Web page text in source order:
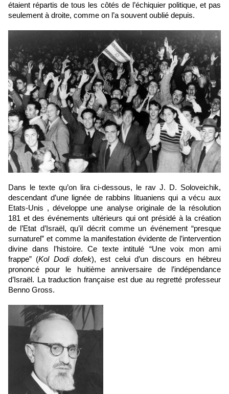
étaient répartis de tous les côtés de l’échiquier politique, et pas
seulement à droite, comme on l’a souvent oublié depuis.
Dans le texte qu’on lira ci-dessous, le rav J. D. Soloveichik,
descendant d’une lignée de rabbins lituaniens qui a vécu aux
Etats-Unis , développe une analyse originale de la résolution
181 et des événements ultérieurs qui ont présidé à la création
de l’Etat d’Israël, qu’il décrit comme un événement “presque
surnaturel” et comme la manifestation évidente de l’intervention
divine dans l’histoire. Ce texte intitulé “Une voix mon ami
frappe” (Kol Dodi dofek), est celui d’un discours en hébreu
prononcé pour le huitième anniversaire de l’indépendance
d’Israël. La traduction française est due au regretté professeur
Benno Gross.